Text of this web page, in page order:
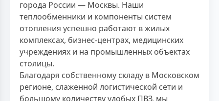
города России — Москвы. Наши
теплообменники и компоненты систем
отопления успешно работают в жилых
комплексах, бизнес-центрах, медицинских
учреждениях и на промышленных объектах
столицы.
Благодаря собственному складу в Московском
регионе, слаженной логистической сети и
большому количеству удобых ПВЗ, мы